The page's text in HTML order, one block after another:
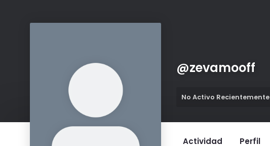
@zevamooff
No Activo Recientemente
Actividad Perfil